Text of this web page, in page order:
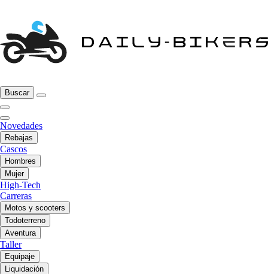
Buscar
Novedades
Rebajas
Cascos
Hombres
Mujer
High-Tech
Carreras
Motos y scooters
Todoterreno
Aventura
Taller
Equipaje
Liquidación